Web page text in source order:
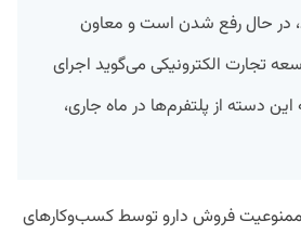
در حال رفع شدن است و معاون
تجارت الکترونیکی می‌گوید اجرای
دسته از پلتفرم‌ها در ماه جاری،
فروش دارو توسط کسب‌وکارهای